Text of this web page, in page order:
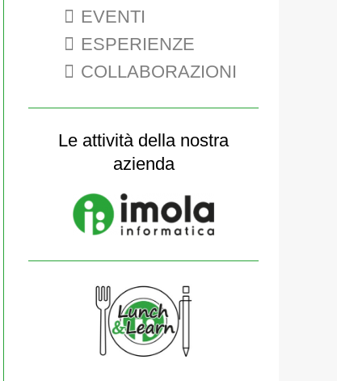
EVENTI
ESPERIENZE
COLLABORAZIONI
Le attività della nostra
azienda